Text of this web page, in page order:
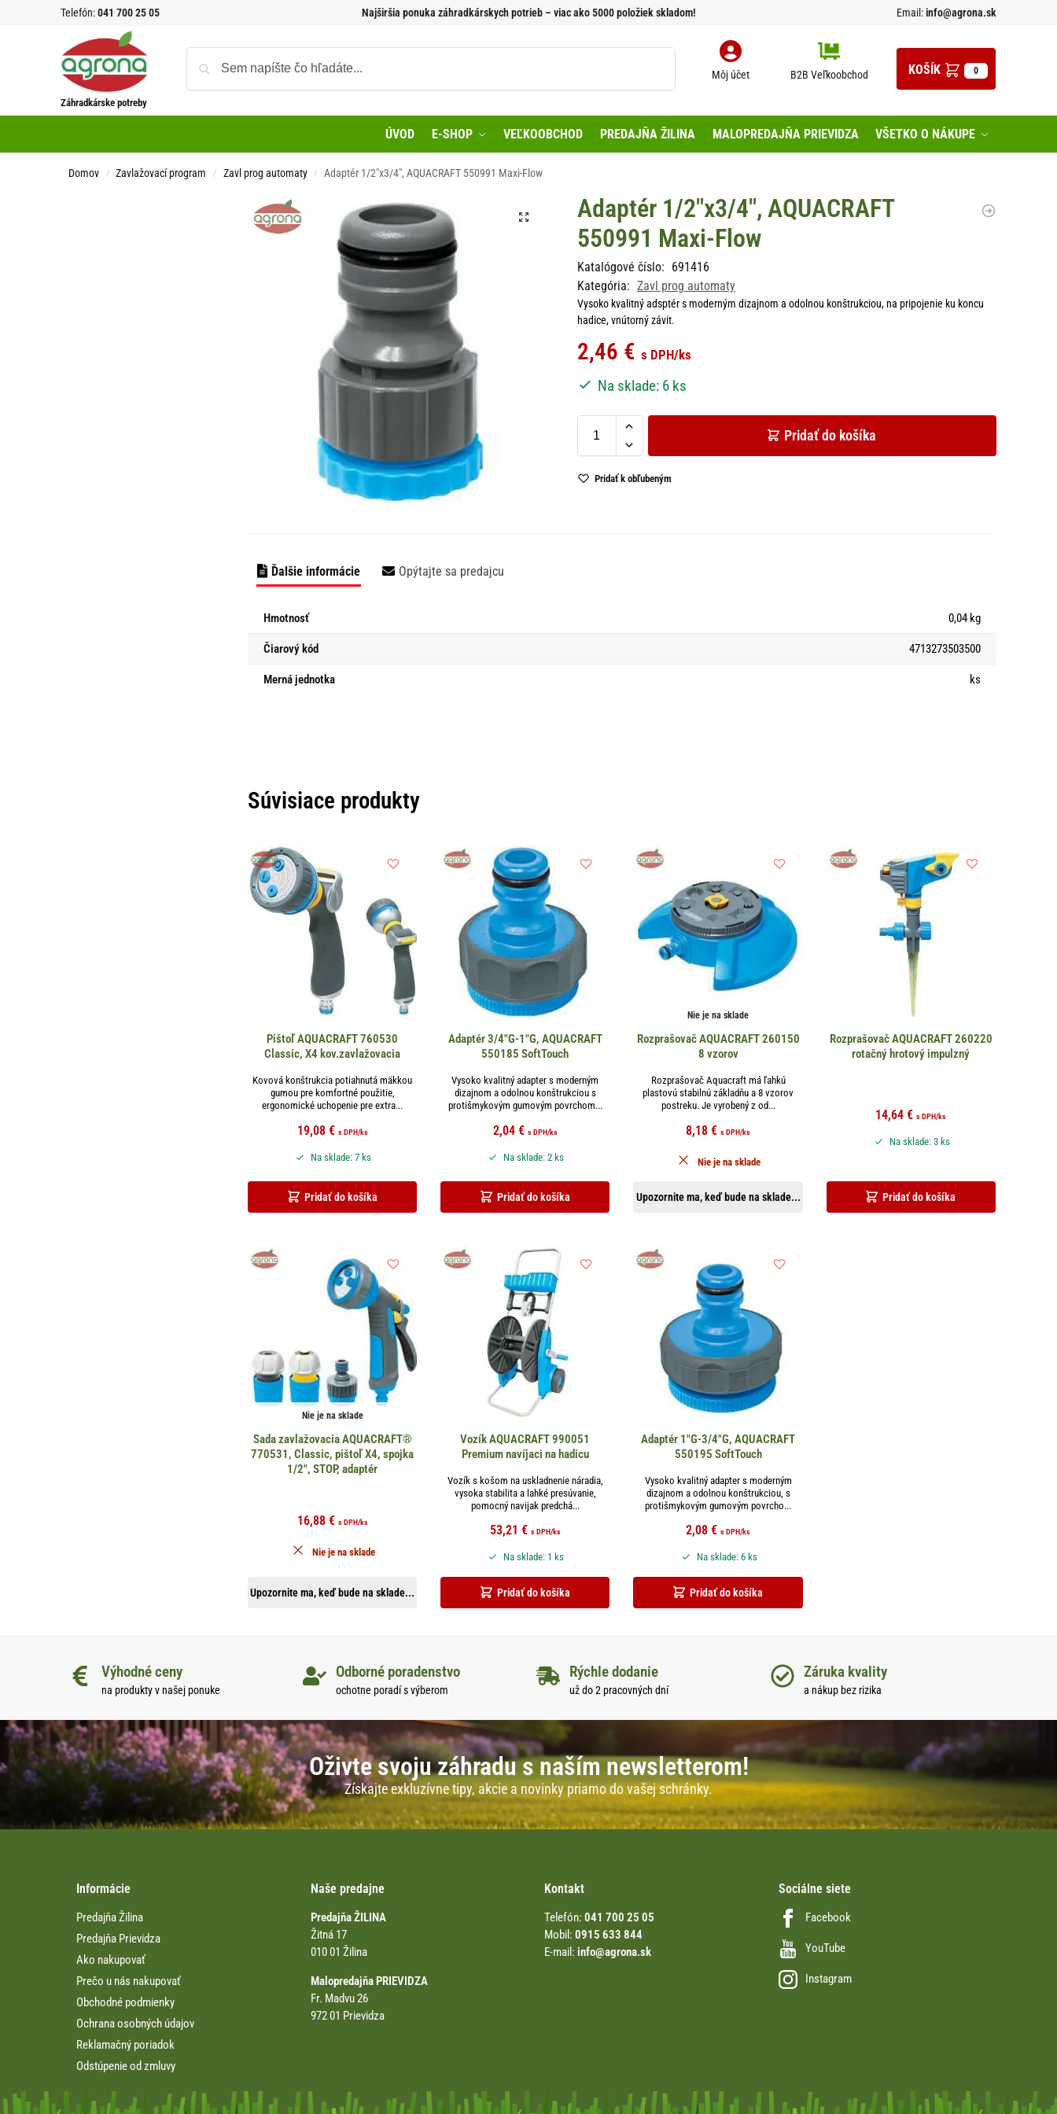
Telefón:041 700 25 05 Najširšia ponuka záhradkárskych potrieb – viac ako 5000 položiek skladom! Email:info@agrona.sk
Záhradkárske potreby
Môj účet B2B Veľkoobchod 0
ÚVOD E-SHOP VEĽKOOBCHOD PREDAJŇA ŽILINA MALOPREDAJŇA PRIEVIDZA VŠETKO O NÁKUPE
Domov / Zavlažovací program / Zavl prog automaty / Adaptér 1/2″x3/4″, AQUACRAFT 550991 Maxi-Flow
Adaptér 1/2″x3/4″, AQUACRAFT
550991 Maxi-Flow
Katalógové číslo: 691416
Kategória: Zavl prog automaty
Vysoko kvalitný adsptér s moderným dizajnom a odolnou konštrukciou, na pripojenie ku koncu
hadice, vnútorný závit.
2,46 € s DPH/ks
Na sklade: 6 ks
Pridať do košíka
Pridať k obľubeným
Ďalšie informácie Opýtajte sa predajcu
Hmotnosť 0,04 kg
Čiarový kód 4713273503500
Merná jednotka ks
Súvisiace produkty
Pištoľ AQUACRAFT 760530
Classic, X4 kov.zavlažovacia
Kovová konštrukcia potiahnutá mäkkou
gumou pre komfortné použitie,
ergonomické uchopenie pre extra...
19,08 € s DPH/ks
Pridať do košíka
Na sklade: 7 ks
Adaptér 3/4″G-1″G, AQUACRAFT
550185 SoftTouch
Vysoko kvalitný adapter s moderným
dizajnom a odolnou konštrukciou s
protišmykovým gumovým povrchom...
2,04 € s DPH/ks
Pridať do košíka
Na sklade: 2 ks
Nie je na sklade
Rozprašovač AQUACRAFT 260150
8 vzorov
Rozprašovač Aquacraft má ľahkú
plastovú stabilnú základňu a 8 vzorov
postreku. Je vyrobený z od...
8,18 € s DPH/ks
Upozornite ma, keď bude na sklade...
Nie je na sklade
Rozprašovač AQUACRAFT 260220
rotačný hrotový impulzný
14,64€ s DPH/ks
Pridať do košíka
Na sklade: 3 ks
Nie je na sklade
Sada zavlažovacia AQUACRAFT®
770531, Classic, pištoľ X4, spojka
1/2″, STOP, adaptér
16,88 € s DPH/ks
Upozornite ma, keď bude na sklade...
Nie je na sklade
Vozík AQUACRAFT 990051
Premium navíjaci na hadicu
Vozík s košom na uskladnenie náradia,
vysoka stabilita a lahké presúvanie,
pomocný navijak predchá...
53,21 € s DPH/ks
Pridať do košíka
Na sklade: 1 ks
Adaptér 1″G-3/4″G, AQUACRAFT
550195 SoftTouch
Vysoko kvalitný adapter s moderným
dizajnom a odolnou konštrukciou, s
protišmykovým gumovým povrcho...
2,08 € s DPH/ks
Pridať do košíka
Na sklade: 6 ks
Výhodné ceny
na produkty v našej ponuke
Odborné poradenstvo
ochotne poradí s výberom
Rýchle dodanie
už do 2 pracovných dní
Záruka kvality
a nákup bez rizika
Oživte svoju záhradu s naším newsletterom!
Získajte exkluzívne tipy, akcie a novinky priamo do vašej schránky.
Informácie
Predajňa Žilina
Predajňa Prievidza
Ako nakupovať
Prečo u nás nakupovať
Obchodné podmienky
Ochrana osobných údajov
Reklamačný poriadok
Odstúpenie od zmluvy
Naše predajne
Predajňa ŽILINA
Žitná 17
010 01 Žilina
Malopredajňa PRIEVIDZA
Fr. Madvu 26
972 01 Prievidza
Kontakt
Telefón: 041 700 25 05
Mobil: 0915 633 844
E-mail: info@agrona.sk
Sociálne siete
Facebook
YouTube
Instagram